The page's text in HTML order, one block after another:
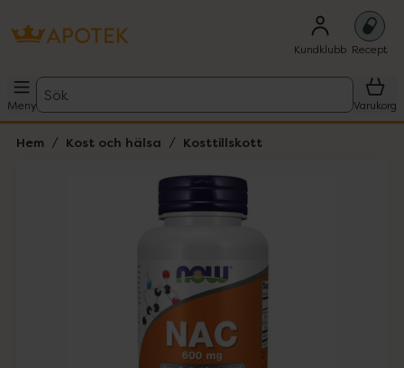
Kundklubb Recept
Meny
Sök
Varukorg
Hem Kost och hälsa Kosttillskott
Lista: . Innehåller 1 objekt.